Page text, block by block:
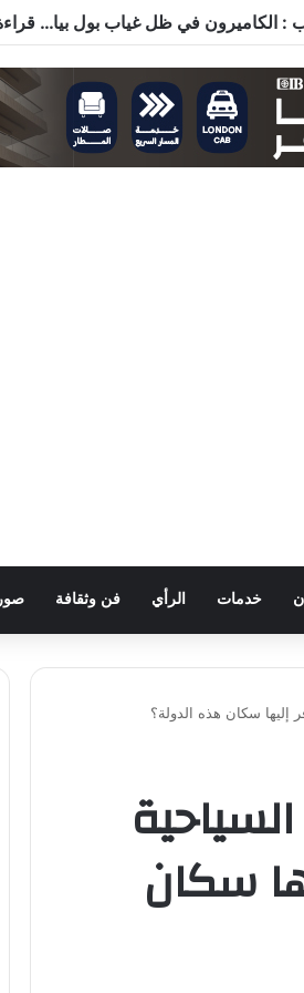
خدمات الرأي فن وثقافة
إليها سكان هذه الدولة؟
سكان